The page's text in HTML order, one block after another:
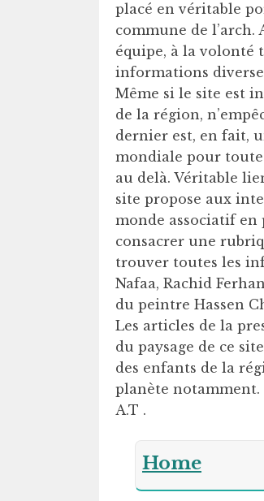
placé en véritable
commune de
équipe, à la volonté
informations
Même si le site est
de la région,
dernier est, en fait,
mondiale pour
au delà. Véritable
site propose aux
monde associatif en
consacrer une
trouver toutes les
Nafaa, Rachid
du peintre Hassen
Les articles de la
du paysage de ce
des enfants de la
planète notamment.
A.T .
Home